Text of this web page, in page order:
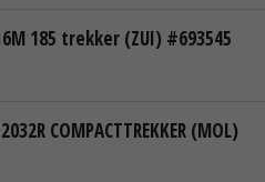
185 trekker (ZUI) #693545
2032R COMPACTTREKKER (MOL)